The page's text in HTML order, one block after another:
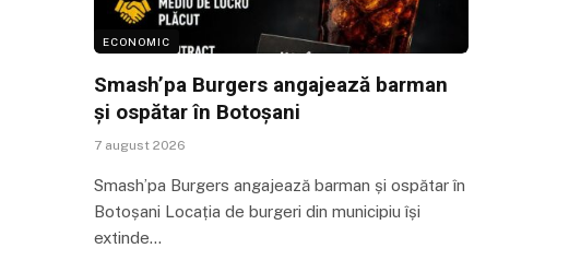
ECONOMIC
Smash’pa Burgers angajează barman
și ospătar în Botoșani
7 august 2026
Smash’pa Burgers angajează barman și ospătar în
Botoșani Locația de burgeri din municipiu își
extinde…